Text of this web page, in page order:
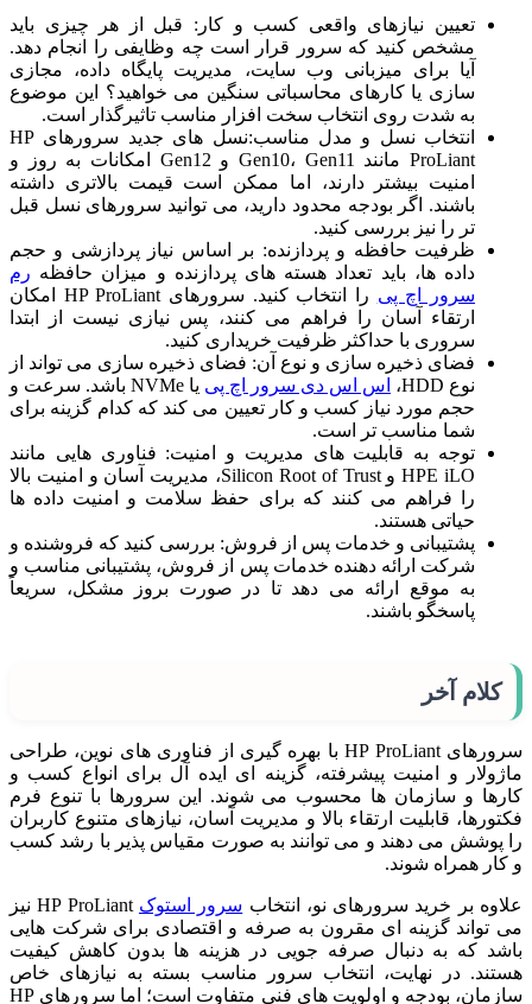
تعیین نیازهای واقعی کسب‌ و کار: قبل از هر چیزی باید
مشخص کنید که سرور قرار است چه وظایفی را انجام دهد.
آیا برای میزبانی وب‌ سایت، مدیریت پایگاه داده، مجازی‌
سازی یا کارهای محاسباتی سنگین می‌ خواهید؟ این موضوع
به شدت روی انتخاب سخت‌ افزار مناسب تاثیرگذار است.
انتخاب نسل و مدل مناسب:نسل‌ های جدید سرورهای HP
ProLiant مانند Gen10، Gen11 و Gen12 امکانات به‌ روز و
امنیت بیشتر دارند، اما ممکن است قیمت بالاتری داشته
باشند. اگر بودجه محدود دارید، می‌ توانید سرورهای نسل قبل‌
تر را نیز بررسی کنید.
ظرفیت حافظه و پردازنده: بر اساس نیاز پردازشی و حجم
داده‌ ها، باید تعداد هسته‌ های پردازنده و میزان حافظه رم
سرور اچ پی
را انتخاب کنید. سرورهای HP ProLiant امکان
ارتقاء آسان را فراهم می‌ کنند، پس نیازی نیست از ابتدا
سروری با حداکثر ظرفیت خریداری کنید.
فضای ذخیره‌ سازی و نوع آن: فضای ذخیره‌ سازی می‌ تواند از
نوع HDD،
اس اس دی سرور اچ پی
یا NVMe باشد. سرعت و
حجم مورد نیاز کسب‌ و کار تعیین می‌ کند که کدام گزینه برای
شما مناسب‌ تر است.
توجه به قابلیت‌ های مدیریت و امنیت: فناوری‌ هایی مانند
HPE iLO و Silicon Root of Trust، مدیریت آسان و امنیت بالا
را فراهم می‌ کنند که برای حفظ سلامت و امنیت داده‌ ها
حیاتی هستند.
پشتیبانی و خدمات پس از فروش: بررسی کنید که فروشنده و
شرکت ارائه‌ دهنده خدمات پس از فروش، پشتیبانی مناسب و
به موقع ارائه می‌ دهد تا در صورت بروز مشکل، سریعاً
پاسخگو باشند.
کلام آخر
سرورهای HP ProLiant با بهره‌ گیری از فناوری‌ های نوین، طراحی
ماژولار و امنیت پیشرفته، گزینه‌ ای ایده‌ آل برای انواع کسب‌ و
کارها و سازمان‌ ها محسوب می‌ شوند. این سرورها با تنوع فرم‌
فکتورها، قابلیت ارتقاء بالا و مدیریت آسان، نیازهای متنوع کاربران
را پوشش می‌ دهند و می‌ توانند به‌ صورت مقیاس‌ پذیر با رشد کسب‌
و کار همراه شوند.
علاوه بر خرید سرورهای نو، انتخاب سرور استوک
HP ProLiant نیز
می‌ تواند گزینه‌ ای مقرون به صرفه و اقتصادی برای شرکت‌ هایی
باشد که به دنبال صرفه‌ جویی در هزینه‌ ها بدون کاهش کیفیت
هستند. در نهایت، انتخاب سرور مناسب بسته به نیازهای خاص
سازمان، بودجه و اولویت‌ های فنی متفاوت است؛ اما سرورهای HP